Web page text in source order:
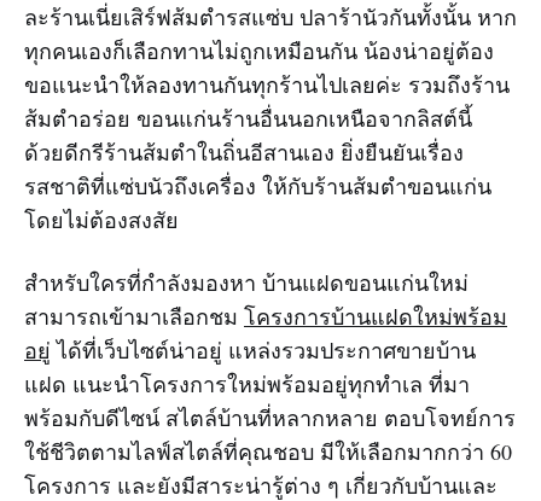
ละร้านเนี่ยเสิร์ฟส้มตำรสแซ่บ ปลาร้านัวกันทั้งนั้น หาก
ทุกคนเองก็เลือกทานไม่ถูกเหมือนกัน น้องน่าอยู่ต้อง
ขอแนะนำให้ลองทานกันทุกร้านไปเลยค่ะ รวมถึงร้าน
ส้มตำอร่อย ขอนแก่นร้านอื่นนอกเหนือจากลิสต์นี้
ด้วยดีกรีร้านส้มตำในถิ่นอีสานเอง ยิ่งยืนยันเรื่อง
รสชาติที่แซ่บนัวถึงเครื่อง ให้กับร้านส้มตำขอนแก่น
โดยไม่ต้องสงสัย
สำหรับใครที่กำลังมองหา บ้านแฝดขอนแก่นใหม่
สามารถเข้ามาเลือกชม โครงการบ้านแฝดใหม่พร้อม
อยู่ ได้ที่เว็บไซต์น่าอยู่ แหล่งรวมประกาศขายบ้าน
แฝด แนะนำโครงการใหม่พร้อมอยู่ทุกทำเล ที่มา
พร้อมกับดีไซน์ สไตล์บ้านที่หลากหลาย ตอบโจทย์การ
ใช้ชีวิตตามไลฟ์สไตล์ที่คุณชอบ มีให้เลือกมากกว่า 60
โครงการ และยังมีสาระน่ารู้ต่าง ๆ เกี่ยวกับบ้านและ